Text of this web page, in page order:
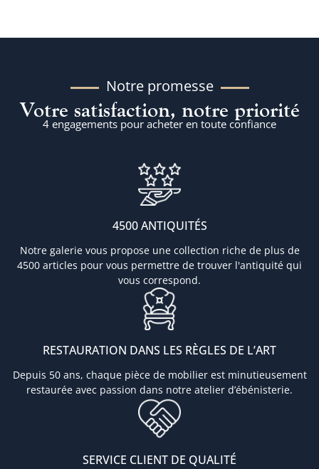
Notre promesse
Votre satisfaction, notre priorité
4 engagements pour acheter en toute confiance
4500 ANTIQUITÉS
Notre galerie vous propose une collection riche de plus de
4500 articles pour vous permettre de trouver l'antiquité qui
vous correspond.
RESTAURATION DANS LES RÈGLES DE L’ART
Depuis 50 ans, chaque pièce de mobilier est minutieusement
restaurée avec passion dans notre atelier d’ébénisterie.
SERVICE CLIENT DE QUALITÉ